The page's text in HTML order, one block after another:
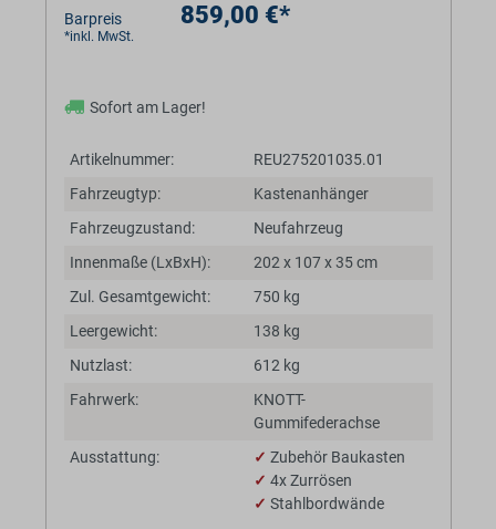
Barpreis 859,00 €*
*inkl. MwSt.
Sofort am Lager!
Artikelnummer:
REU275201035.01
Fahrzeugtyp:
Kastenanhänger
Fahrzeugzustand:
Neufahrzeug
Innenmaße (LxBxH):
202 x 107 x 35 cm
Zul. Gesamtgewicht:
750 kg
Leergewicht:
138 kg
Nutzlast:
612 kg
Fahrwerk:
KNOTT-
Gummifederachse
Ausstattung:
✓ Zubehör Baukasten
✓ 4x Zurrösen
✓ Stahlbordwände